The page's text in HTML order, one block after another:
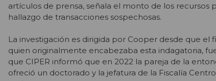
artículos de prensa, señala el monto de los recursos
hallazgo de transacciones sospechosas.
La investigación es dirigida por Cooper desde que el
quien originalmente encabezaba esta indagatoria,
que CIPER informó que en 2022 la pareja de la
ofreció un doctorado y la jefatura de la Fiscalía